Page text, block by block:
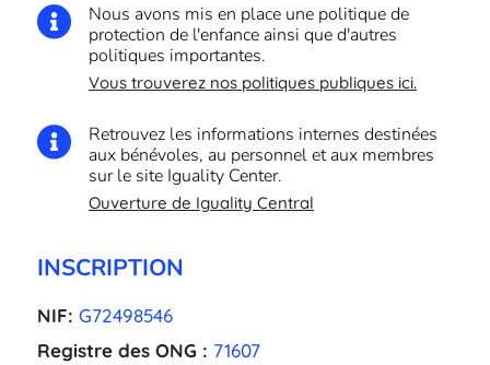

Nous avons mis en place une politique de
protection de l'enfance ainsi que d'autres
politiques importantes.
Vous trouverez nos politiques publiques ici.

Retrouvez les informations internes destinées
aux bénévoles, au personnel et aux membres
sur le site Iguality Center.
Ouverture de Iguality Central
INSCRIPTION
NIF: G72498546
Registre des ONG : 71607